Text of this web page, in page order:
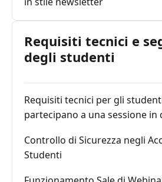
Requisiti tecnici e
degli studenti
Requisiti tecnici per gli
partecipano a una sessione in
Controllo di Sicurezza negli
Studenti